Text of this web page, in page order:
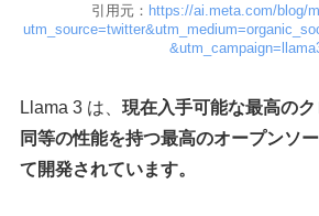
引用元： https://ai.meta.com/blog/
Llama 3 は、 現在入手可能な最高の
同等の性能を持つ最高のオープンソ
て開発されています。